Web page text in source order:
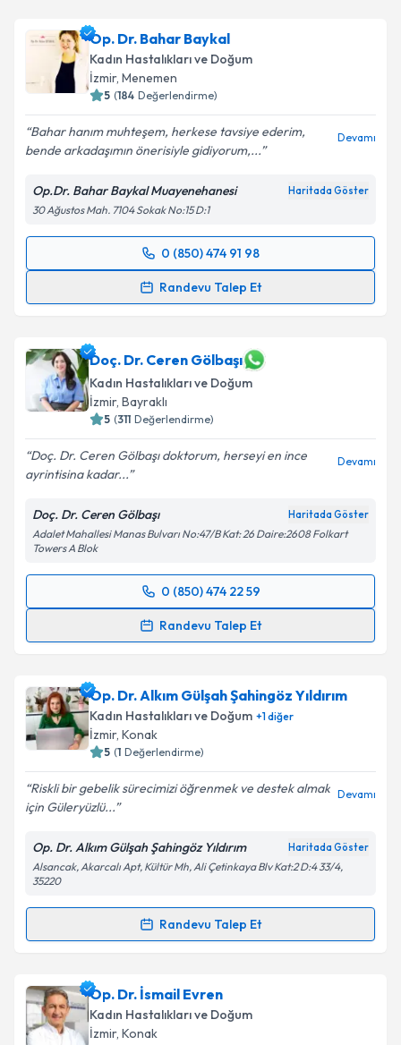
almanız için bir takvim hazırlandığında e-posta ile
bilgilendireceğiz.
E-posta Adresiniz
Metni'ni okudum ve kişisel verilerimin belirtilen
kapsamda işlenmesini kabul ediyorum.
Takvim Talebini Gönder
Op. Dr. Bahar Baykal
Kadın Hastalıkları ve Doğum
İzmir, Menemen
5 (184 Değerlendirme)
Bahar hanım muhteşem, herkese tavsiye ederim,
bende arkadaşımın önerisiyle gidiyorum,...
Devamı
Op.Dr. Bahar Baykal Muayenehanesi Haritada Göster
30 Ağustos Mah. 7104 Sokak No:15 D:1
0 (850) 474 91 98
Randevu Talep Et
Randevu Takvimi Talebi
takvim hazırlandığında e-posta ile bilgilendireceğiz.
E-posta Adresiniz
Kişisel verilerimin işlenmesine ilişkin
kapsamda işlenmesini kabul ediyorum.
Takvim Talebini Gönder
Doç. Dr. Ceren Gölbaşı
Kadın Hastalıkları ve Doğum
İzmir, Bayraklı
5 (311 Değerlendirme)
Doç. Dr. Ceren Gölbaşı doktorum, herseyi en ince
ayrintisina kadar...
Devamı
Doç. Dr. Ceren Gölbaşı Haritada Göster
Adalet Mahallesi Manas Bulvarı No:47/B Kat: 26 Daire:2608 Folkart
Towers A Blok
0 (850) 474 22 59
Randevu Talep Et
Randevu Takvimi Talebi
takvim hazırlandığında e-posta ile bilgilendireceğiz.
E-posta Adresiniz
kapsamda işlenmesini kabul ediyorum.
Takvim Talebini Gönder
Op. Dr. Alkım Gülşah Şahingöz Yıldırım
Kadın Hastalıkları ve Doğum +1diğer
İzmir, Konak
5 (1 Değerlendirme)
Riskli bir gebelik sürecimizi öğrenmek ve destek almak
için Güleryüzlü...
Devamı
Op. Dr. Alkım Gülşah Şahingöz Yıldırım Haritada Göster
Alsancak, Akarcalı Apt, Kültür Mh, Ali Çetinkaya Blv Kat:2 D:4 33/4,
35220
Randevu Talep Et
Randevu Takvimi Talebi
Op. Dr. Alkım Gülşah Şahingöz Yıldırım
randevu takvimi talebi oluşturun. Size bu uzmandan
randevu almanız için bir takvim hazırlandığında e-
Op. Dr. İsmail Evren
Kadın Hastalıkları ve Doğum
İzmir, Konak